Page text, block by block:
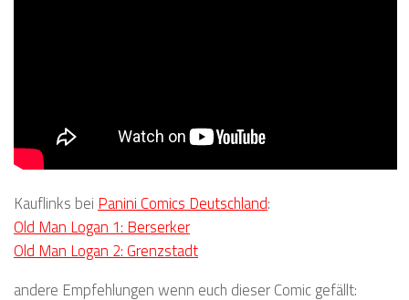
Kauflinks bei Panini Comics Deutschland:
Old Man Logan 1: Berserker
Old Man Logan 2: Grenzstadt
andere Empfehlungen wenn euch dieser Comic gefällt: